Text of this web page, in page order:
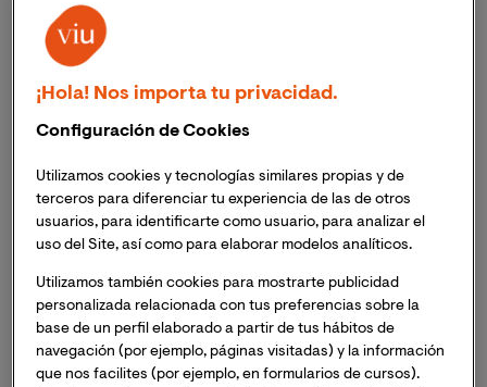
opción: los recursos son limitados y la demanda muy
elevada.
Hay que optimizar, evitar desperdiciar recursos y, sobre
todo, hay que satisfacer las
¿Cómo? Pues planificando. De planificación sanitaria
hablaremos en este artículo, explicaremos los
conceptos más usados para definir este proceso, las
fases por la que pasa y los tipos que existen.
¡Hola! Nos importa tu privacidad.
Configuración de Cookies
Utilizamos cookies y tecnologías similares propias y de
terceros para diferenciar tu experiencia de las de otros
usuarios, para identificarte como usuario, para analizar el
uso del Site, así como para elaborar modelos analíticos.
Utilizamos también cookies para mostrarte publicidad
personalizada relacionada con tus preferencias sobre la
base de un perfil elaborado a partir de tus hábitos de
navegación (por ejemplo, páginas visitadas) y la información
que nos facilites (por ejemplo, en formularios de cursos).